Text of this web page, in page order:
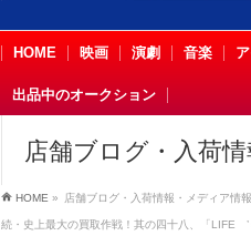
HOME 映画 演劇 音楽
出品中のオークション
店舗ブログ・入荷
HOME » 店舗ブログ・入荷情報・メディア情報
続・史上最大の買取作戦！其の四十八、「LIFE